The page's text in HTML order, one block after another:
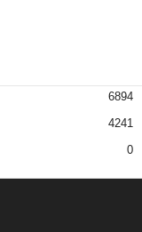
6894
4241
0